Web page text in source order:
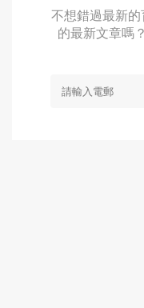
不想錯過最新
的最新文章嗎